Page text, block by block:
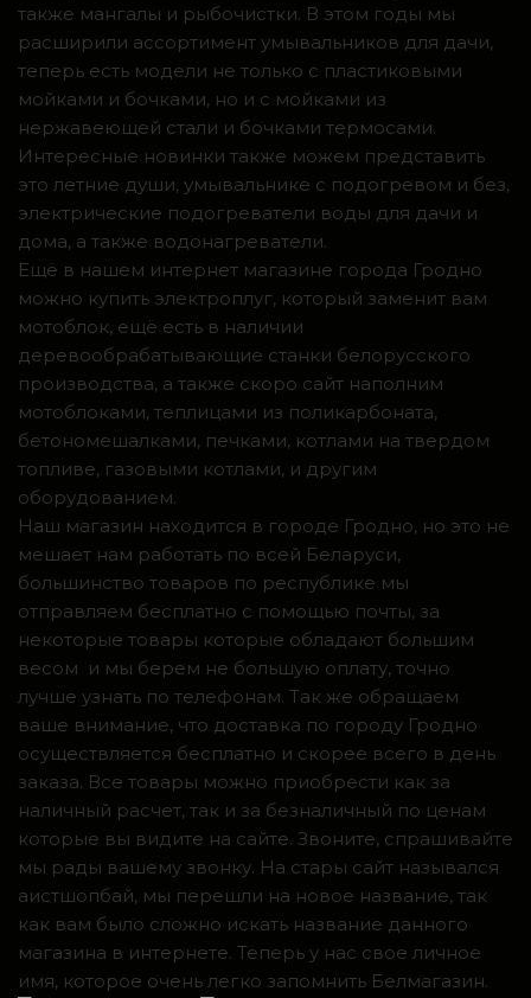
также мангалы и рыбочистки. В этом годы мы
расширили ассортимент умывальников для дачи,
теперь есть модели не только с пластиковыми
мойками и бочками, но и с мойками из
нержавеющей стали и бочками термосами.
Интересные новинки также можем представить
это летние души, умывальнике с подогревом и без,
электрические подогреватели воды для дачи и
дома, а также водонагреватели.
Ещё в нашем интернет магазине города Гродно
можно купить электроплуг, который заменит вам
мотоблок, ещё есть в наличии
деревообрабатывающие станки белорусского
производства, а также скоро сайт наполним
мотоблоками, теплицами из поликарбоната,
бетономешалками, печками, котлами на твердом
топливе, газовыми котлами, и другим
оборудованием.
Наш магазин находится в городе Гродно, но это не
мешает нам работать по всей Беларуси,
большинство товаров по республике мы
отправляем бесплатно с помощью почты, за
некоторые товары которые обладают большим
весом и мы берем не большую оплату, точно
лучше узнать по телефонам. Так же обращаем
ваше внимание, что доставка по городу Гродно
осуществляется бесплатно и скорее всего в день
заказа. Все товары можно приобрести как за
наличный расчет, так и за безналичный по ценам
которые вы видите на сайте. Звоните, спрашивайте
мы рады вашему звонку. На стары сайт назывался
аистшопбай, мы перешли на новое название, так
как вам было сложно искать название данного
магазина в интернете. Теперь у нас свое личное
имя, которое очень легко запомнить Белмагазин.